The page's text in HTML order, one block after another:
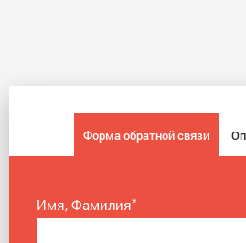
Форма обратной связи
Имя, Фамилия*